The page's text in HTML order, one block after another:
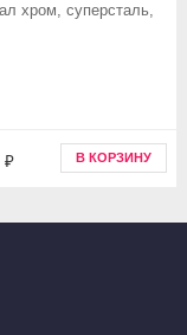
хром, суперсталь,
₽ В КОРЗИНУ